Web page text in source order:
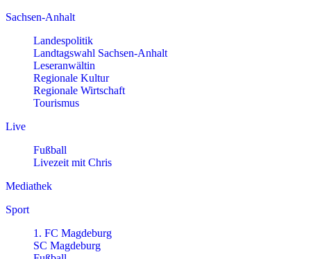
Sachsen-Anhalt
Landespolitik
Landtagswahl Sachsen-Anhalt
Leseranwältin
Regionale Kultur
Regionale Wirtschaft
Tourismus
Live
Fußball
Livezeit mit Chris
Mediathek
Sport
1. FC Magdeburg
SC Magdeburg